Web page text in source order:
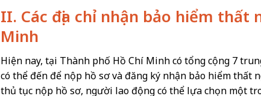
II. Các địa chỉ nhận bảo hiểm thất
Minh
Hiện nay, tại Thành phố Hồ Chí Minh có tổng cộng 7
có thể đến để nộp hồ sơ và đăng ký nhận bảo hiểm
thủ tục nộp hồ sơ, người lao động có thể lựa chọn một